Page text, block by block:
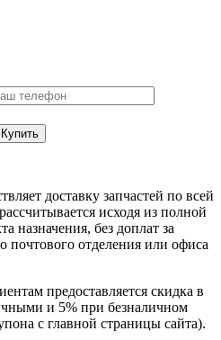
доставку запчастей по всей
исходя из полной
назначения, без доплат за
почтового отделения или офиса
предоставляется скидка в
и 5% при безналичном
с главной страницы сайта).